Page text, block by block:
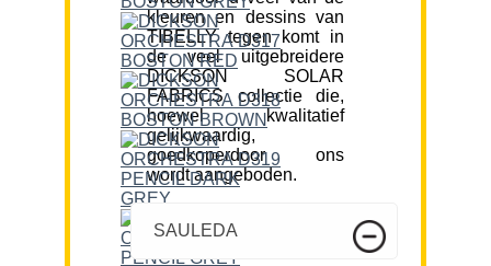
kleuren en dessins van
TIBELLY tegen komt in
de veel uitgebreidere
DICKSON SOLAR
FABRICS collectie die,
hoewel kwalitatief
gelijkwaardig,
goedkoperdoor ons
wordt aangeboden.
SAULEDA